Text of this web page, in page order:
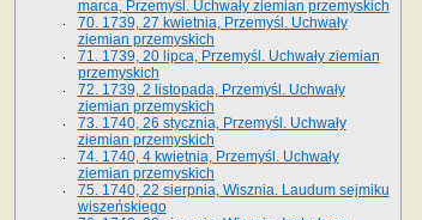
marca, Przemyśl. Uchwały ziemian przemyskich
70. 1739, 27 kwietnia, Przemyśl. Uchwały
ziemian przemyskich
71. 1739, 20 lipca, Przemyśl. Uchwały ziemian
przemyskich
72. 1739, 2 listopada, Przemyśl. Uchwały
ziemian przemyskich
73. 1740, 26 stycznia, Przemyśl. Uchwały
ziemian przemyskich
74. 1740, 4 kwietnia, Przemyśl. Uchwały
ziemian przemyskich
75. 1740, 22 sierpnia, Wisznia. Laudum sejmiku
wiszeńskiego